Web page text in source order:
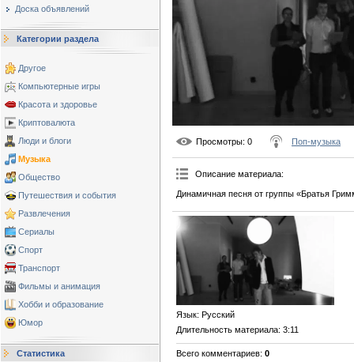
Доска объявлений
Категории раздела
Другое
Компьютерные игры
Красота и здоровье
Криптовалюта
Люди и блоги
Музыка
Общество
Путешествия и события
Развлечения
Сериалы
Спорт
Транспорт
Фильмы и анимация
Хобби и образование
Юмор
Статистика
Просмотры: 0 Поп-музыка
Описание материала:
Динамичная песня от группы «Братья
Язык: Русский
Длительность материала: 3:11
Всего комментариев: 0